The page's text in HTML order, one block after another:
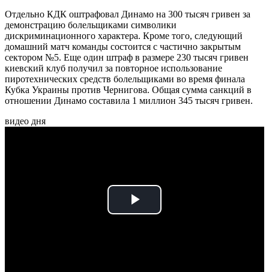
Отдельно КДК оштрафовал Динамо на 300 тысяч гривен за
демонстрацию болельщиками символики
дискриминационного характера. Кроме того, следующий
домашний матч команды состоится с частично закрытым
сектором №5. Еще один штраф в размере 230 тысяч гривен
киевский клуб получил за повторное использование
пиротехнических средств болельщиками во время финала
Кубка Украины против Чернигова. Общая сумма санкций в
отношении Динамо составила 1 миллион 345 тысяч гривен.
видео дня
Play